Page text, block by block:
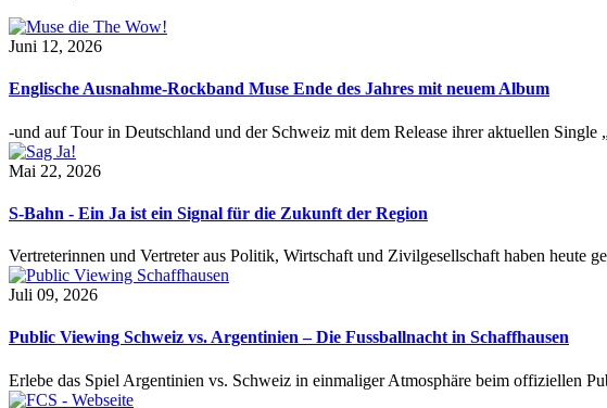
Juni 12, 2026
Englische Ausnahme-Rockband Muse Ende des Jahres mit neuem Album
-und auf Tour in Deutschland und der Schweiz mit dem Release ihrer aktuellen
Mai 22, 2026
S-Bahn - Ein Ja ist ein Signal für die Zukunft der Region
Vertreterinnen und Vertreter aus Politik, Wirtschaft und Zivilgesellschaft haben heute
Juli 09, 2026
Public Viewing Schweiz vs. Argentinien – Die Fussballnacht in Schaffhausen
Erlebe das Spiel Argentinien vs. Schweiz in einmaliger Atmosphäre beim offiziellen